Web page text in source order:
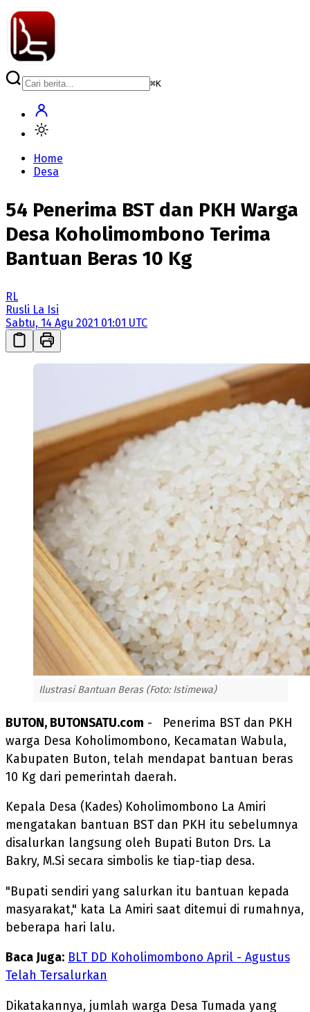
⌘K
Home
Desa
54 Penerima BST dan PKH Warga
Desa Koholimombono Terima
Bantuan Beras 10 Kg
RL
Rusli La Isi
Sabtu, 14 Agu 2021 01:01 UTC
Ilustrasi Bantuan Beras (Foto: Istimewa)
BUTON, BUTONSATU.com - Penerima BST dan PKH
warga Desa Koholimombono, Kecamatan Wabula,
Kabupaten Buton, telah mendapat bantuan beras
10 Kg dari pemerintah daerah.
Kepala Desa (Kades) Koholimombono La Amiri
mengatakan bantuan BST dan PKH itu sebelumnya
disalurkan langsung oleh Bupati Buton Drs. La
Bakry, M.Si secara simbolis ke tiap-tiap desa.
"Bupati sendiri yang salurkan itu bantuan kepada
masyarakat," kata La Amiri saat ditemui di rumahnya,
beberapa hari lalu.
Baca Juga: BLT DD Koholimombono April - Agustus
Telah Tersalurkan
Dikatakannya, jumlah warga Desa Tumada yang